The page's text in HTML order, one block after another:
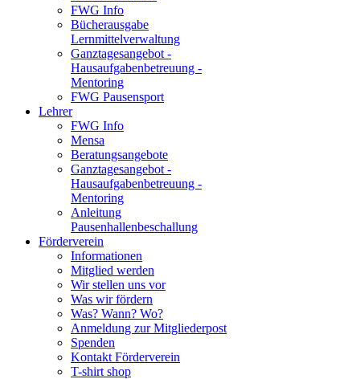
FWG Info
Bücherausgabe
Lernmittelverwaltung
Ganztagesangebot -
Hausaufgabenbetreuung -
Mentoring
FWG Pausensport
Lehrer
FWG Info
Mensa
Beratungsangebote
Ganztagesangebot -
Hausaufgabenbetreuung -
Mentoring
Anleitung
Pausenhallenbeschallung
Förderverein
Informationen
Mitglied werden
Wir stellen uns vor
Was wir fördern
Was? Wann? Wo?
Anmeldung zur Mitgliederpost
Spenden
Kontakt Förderverein
T-shirt shop